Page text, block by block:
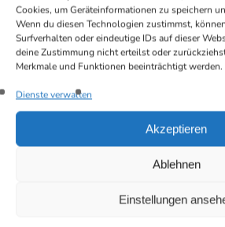
Cookies, um Geräteinformationen zu speichern
Wenn du diesen Technologien zustimmst,
Surfverhalten oder eindeutige IDs auf dieser
deine Zustimmung nicht erteilst oder
Merkmale und Funktionen beeinträchtigt werden.
Dienste verwalten
Akzeptieren
Ablehnen
Einstellungen